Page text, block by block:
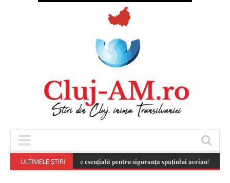
ULTIMELE ȘTIRI
𝐚 𝐝𝐫𝐨𝐧𝐞𝐥𝐨𝐫 𝐞𝐬𝐭𝐞 𝐞𝐬𝐞𝐧𝐭̦𝐢𝐚𝐥𝐚̆ 𝐩𝐞𝐧𝐭𝐫𝐮 𝐬𝐢𝐠𝐮𝐫𝐚𝐧𝐭̦𝐚 𝐬𝐩𝐚𝐭̦𝐢𝐮𝐥𝐮𝐢 𝐚𝐞𝐫𝐢𝐚𝐧! (August